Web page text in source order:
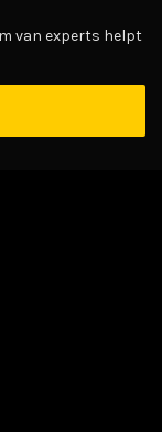
van experts helpt